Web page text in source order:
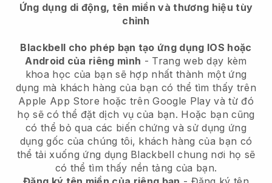
Ứng dụng di động, tên miền và thương hiệu tùy
chỉnh
Blackbell cho phép bạn tạo ứng dụng IOS hoặc
Android của riêng mình - Trang web dạy kèm
khoa học của bạn sẽ hợp nhất thành một ứng
dụng mà khách hàng của bạn có thể tìm thấy trên
Apple App Store hoặc trên Google Play và từ đó
họ sẽ có thể đặt dịch vụ của bạn. Hoặc bạn cũng
có thể bỏ qua các biến chứng và sử dụng ứng
dụng gốc của chúng tôi, khách hàng của bạn có
thể tải xuống ứng dụng Blackbell chung nơi họ sẽ
có thể tìm thấy nền tảng của bạn.